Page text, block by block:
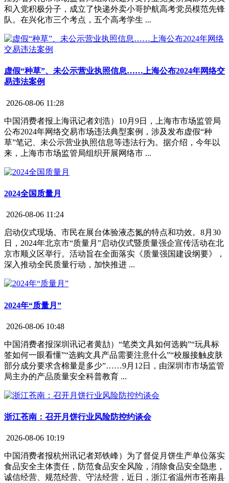
和入党积极分子，成立了快递外卖小哥护航高考党员模范先锋
队。在兴化市三个考点，五个高考学生 ...
虚假“种草”、未公示营业执照信息……上海公布2024年网络交
易违法案例
2026-08-06 11:28
中国消费者报上海讯记者刘浩）10月9日，上海市市场监管局
公布2024年网络交易市场违法典型案例，涉及发布虚假“种
草”笔记、未公示营业执照信息等违法行为。据介绍，今年以
来，上海市市场监管局组织开展网络市 ...
2024全国质量月
2026-08-06 11:24
启动仪式现场。市民在展台体验液态氮的特点和功效。8月30
日，2024年北京市“质量月”启动仪式暨质量强企宣传活动在北
京市顺义区举行。活动旨在全面落实《质量强国建设纲要》，
深入推动全民质量行动，加快推进 ...
2024年“质量月”
2026-08-06 10:48
中国消费者报深圳讯记者黄劼）“笔类文具如何选购”“玩具标
签如何一眼看懂”“选购文具产品需要注意什么”“校服接触皮肤
部分成分要求含棉量是多少”……9月12日，由深圳市市场监管
局主办的产品质量安全科普教育 ...
浙江苍南：召开月饼行业风险防控约谈会
2026-08-06 10:19
中国消费者报杭州讯记者郑铁峰）为了督促月饼生产单位落实
食品安全主体责任，防范食品安全风险，消除食品安全隐患，
诚信经营、规范经营、守法经营，近日，浙江省温州市苍南县